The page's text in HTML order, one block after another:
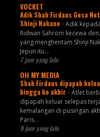
VOCKET
Adik Shah Firdaus Gesa
Shinji Nakano - Adik
Ridwan Sahrom kecewa
yang menghentam Shinji
Jepun itu...
7 jam yang lalu
OH MY MEDIA
Shah Firdaus dipapah
hingga ke akhir - Atlet
dipapah keluar selepas
kemalangan di pusingan
Paris...
9 jam yang lalu